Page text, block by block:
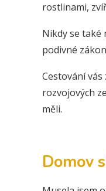
rostlinami,
Nikdy se také
podivné
Cestování
rozvojových
měli.
Domov